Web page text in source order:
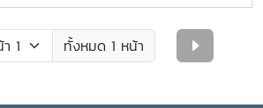
ส่งแบบสำรวจกลับคืน จำนวน 1,292 ชุด
ถ้วนและเป็นจริง เรื่องมหาวิทยาลัยใน
บคืนด้วย ในการนี้ จึงขอเชิญชวนบุคลากร
ทั้งหมด 1 หน้า